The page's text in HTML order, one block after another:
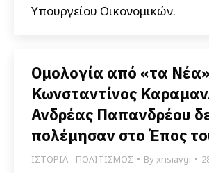
Υπουργείου Οικονομικών.
Ομολογία από «τα
Κωνσταντίνος
Ανδρέας Παπανδρέου
πολέμησαν στο Έπος
ΙΣΤΟΡΙΑ - ΠΟΛΙΤΙΣΜΟΣ Byxrisiavgi